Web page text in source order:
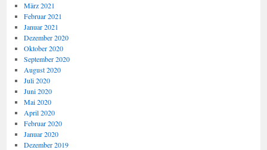
März 2021
Februar 2021
Januar 2021
Dezember 2020
Oktober 2020
September 2020
August 2020
Juli 2020
Juni 2020
Mai 2020
April 2020
Februar 2020
Januar 2020
Dezember 2019